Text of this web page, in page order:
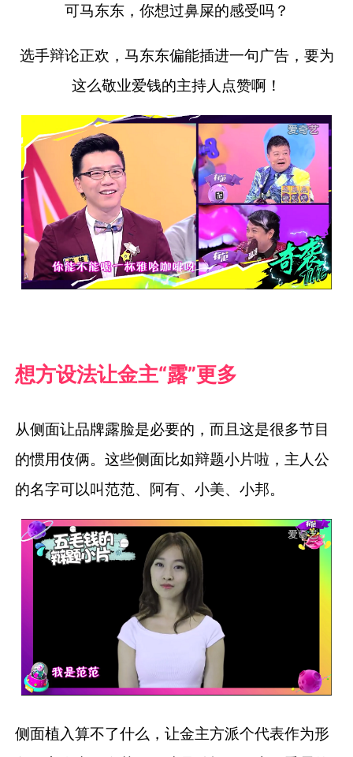
可马东东，你想过鼻屎的感受吗？
选手辩论正欢，马东东偏能插进一句广告，要为
这么敬业爱钱的主持人点赞啊！
想方设法让金主“露”更多
从侧面让品牌露脸是必要的，而且这是很多节目
的惯用伎俩。这些侧面比如辩题小片啦，主人公
的名字可以叫范范、阿有、小美、小邦。
侧面植入算不了什么，让金主方派个代表作为形